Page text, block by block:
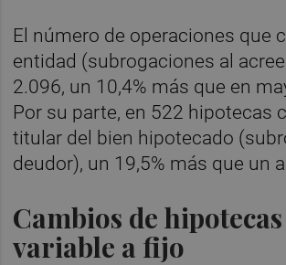
El número de operaciones que
entidad (subrogaciones al
2.096, un 10,4% más que en
Por su parte, en 522 hipotecas
titular del bien hipotecado
deudor), un 19,5% más que un
Cambios de
variable a fijo